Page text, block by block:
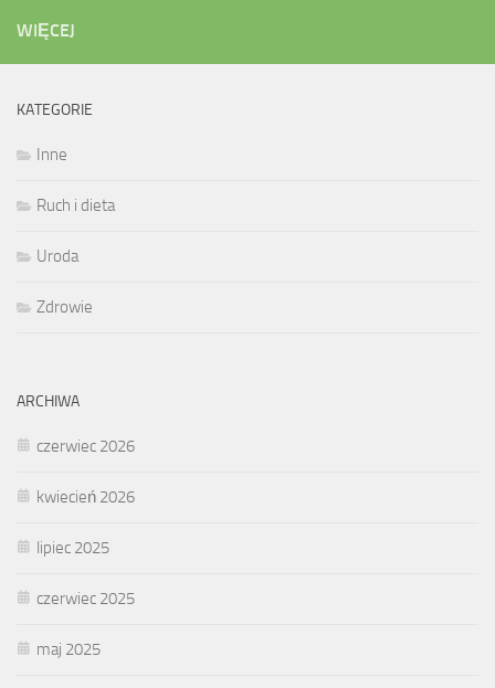
WIĘCEJ
KATEGORIE
Inne
Ruch i dieta
Uroda
Zdrowie
ARCHIWA
czerwiec 2026
kwiecień 2026
lipiec 2025
czerwiec 2025
maj 2025